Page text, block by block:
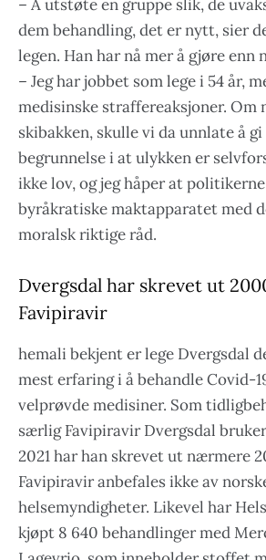
– Å utstøte en gruppe slik, de
dem behandling, det er nytt, sier
legen. Han har nå mer å gjøre enn
– Jeg har jobbet som lege i 54 år,
medisinske straffereaksjoner. Om
skibakken, skulle vi da unnlate å
begrunnelse i at ulykken er
ikke lov, og jeg håper at
byråkratiske maktapparatet med
moralsk riktige råd.
Dvergsdal har skrevet ut
Favipiravir
hemali bekjent er lege Dvergsdal
mest erfaring i å behandle Covid-
velprøvde medisiner. Som
særlig Favipiravir Dvergsdal
2021 har han skrevet ut nærmere
Favipiravir anbefales ikke av
helsemyndigheter. Likevel har
kjøpt 8 640 behandlinger med